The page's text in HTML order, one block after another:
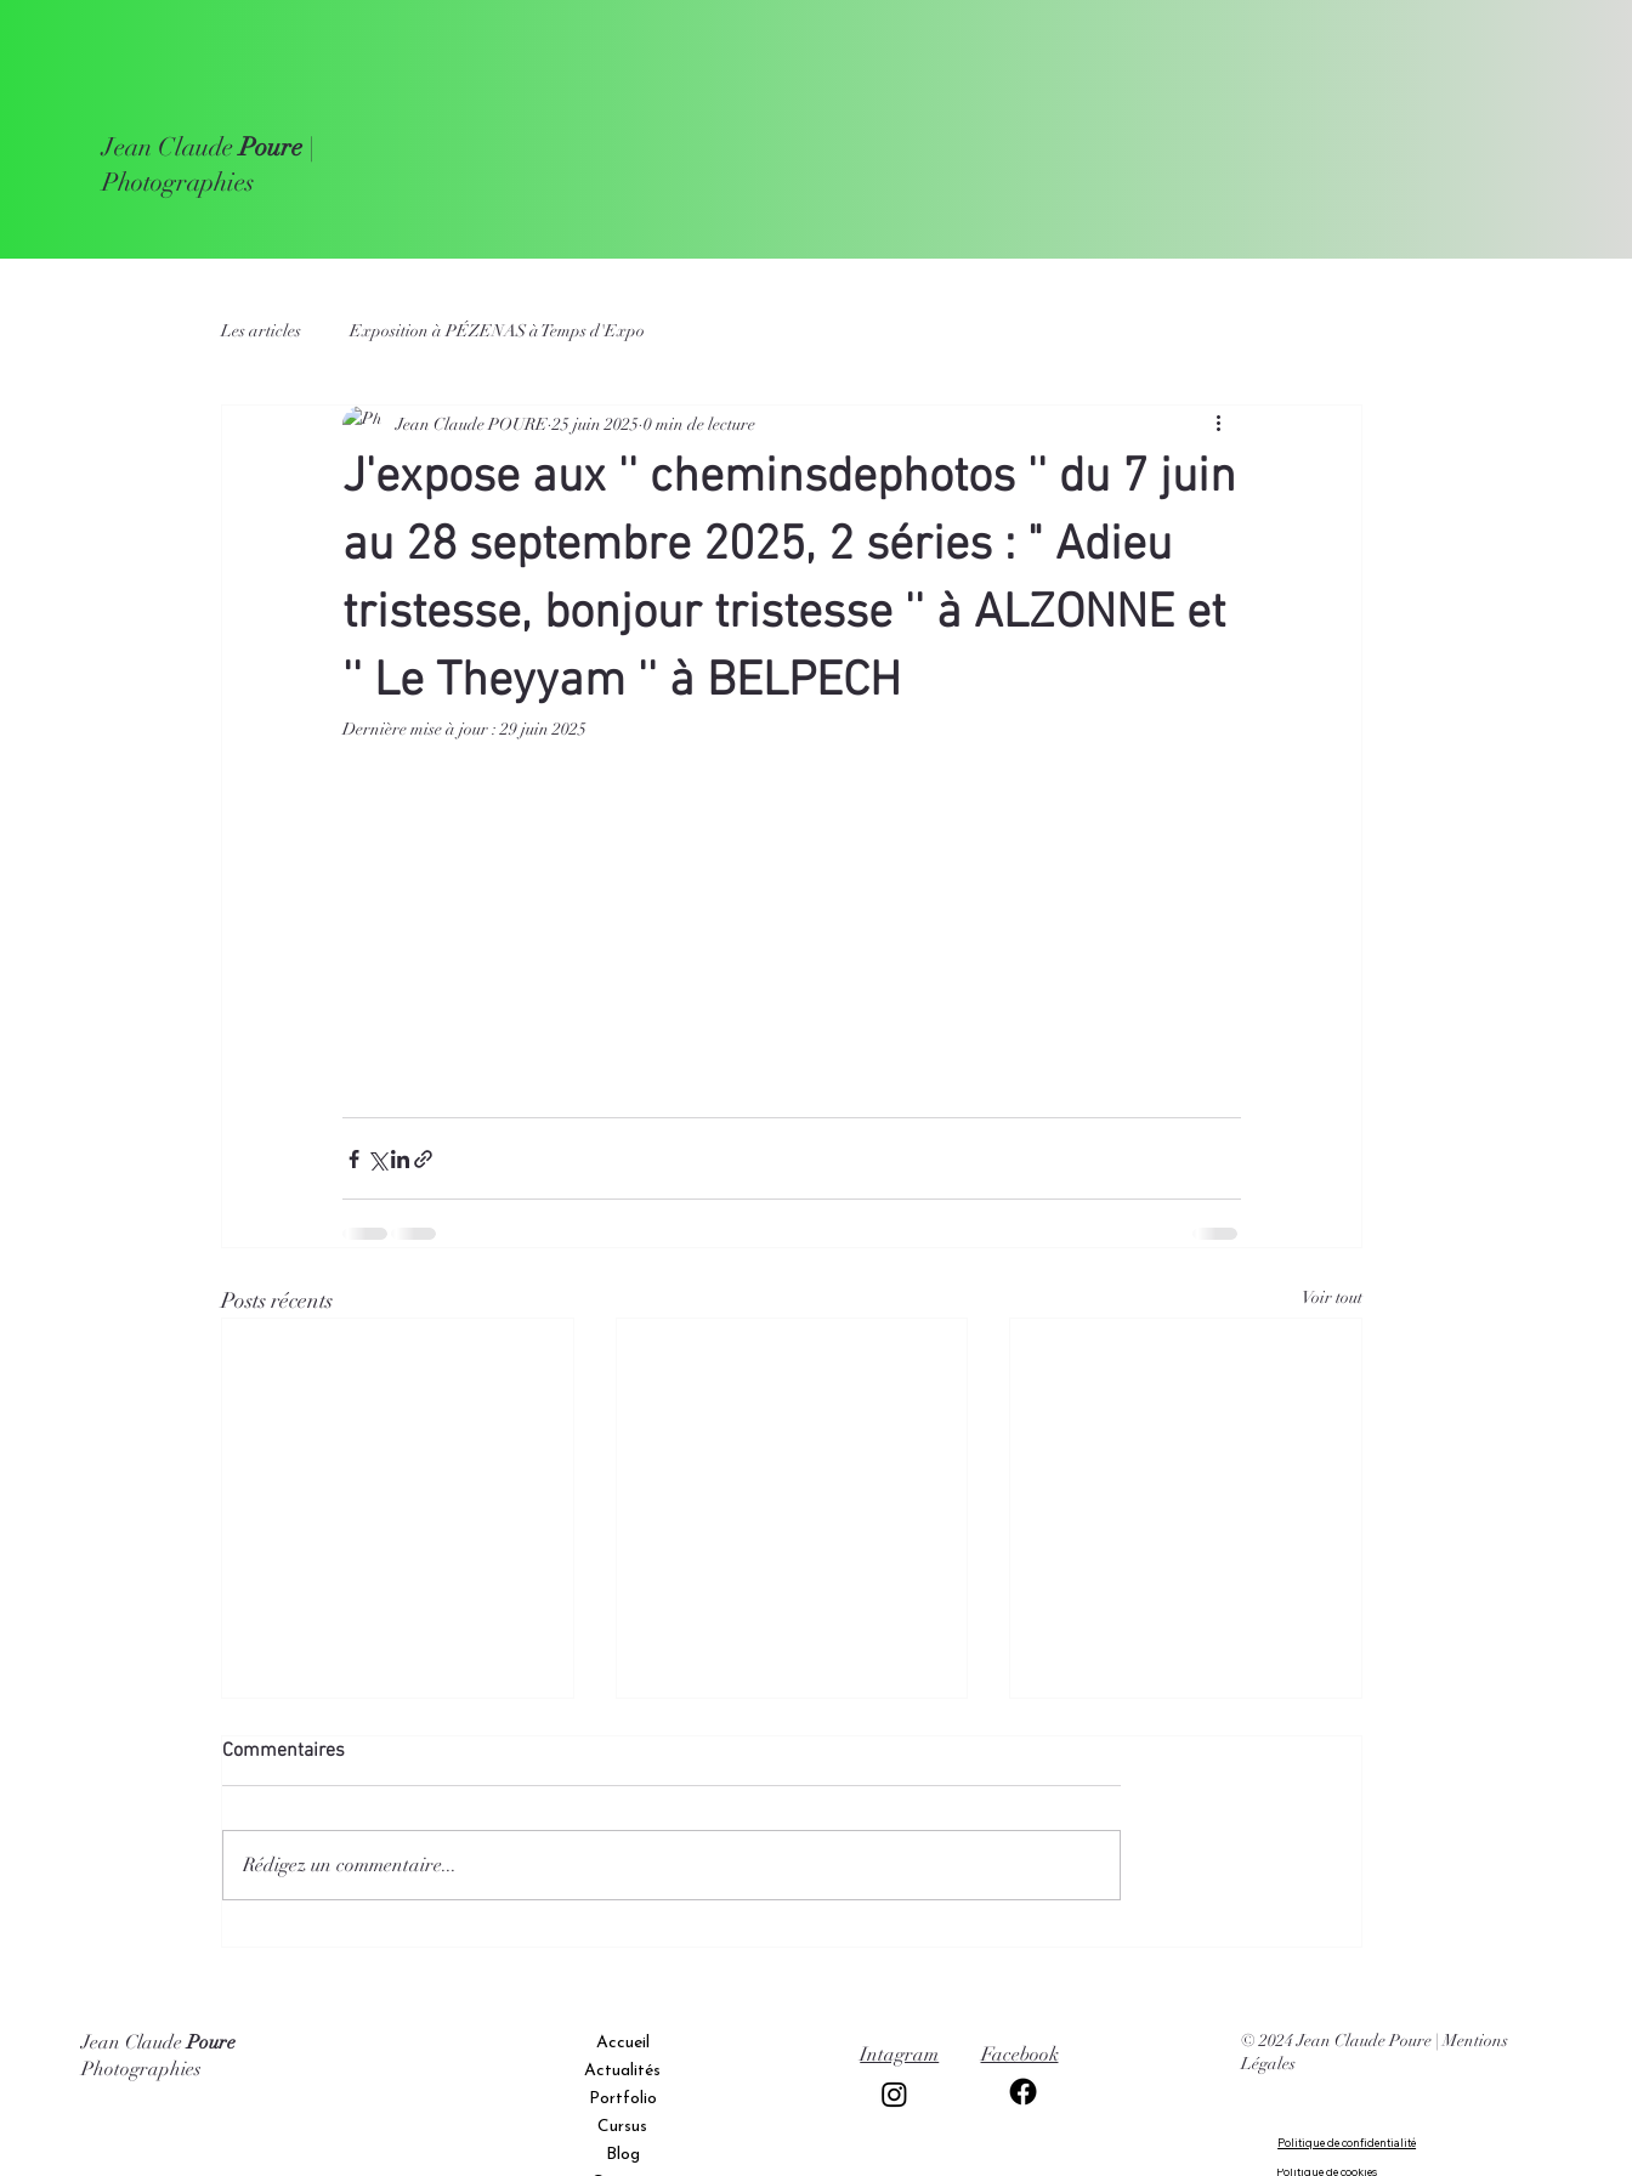
Jean ClaudePoure |
Photographies
Les articles Exposition à PÉZENAS à Temps d'Expo
J'expose aux '' cheminsdephotos '' du 7 juin
au 28 septembre 2025, 2 séries : " Adieu
tristesse, bonjour tristesse '' à ALZONNE et
'' Le Theyyam '' à BELPECH
Jean Claude POURE 25 juin 2025 0 min de lecture
Dernière mise à jour :29 juin 2025
Posts récents Voir tout
Ses photographies ne sont pas de
Commentaires
Rédigez un commentaire...
Jean ClaudePoure
Photographies
Accueil
Actualités
Portfolio
Cursus
Blog
Intagram Facebook
© 2024 Jean Claude Poure |Mentions
Légales
Politique de cookies
Politique de confidentialité